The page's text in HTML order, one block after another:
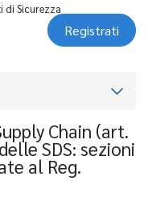
di Sicurezza
Registrati
Chain (art.
SDS: sezioni
al Reg.